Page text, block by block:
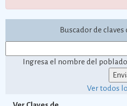
Buscador de
Ingresa el nombre del
Ver todos